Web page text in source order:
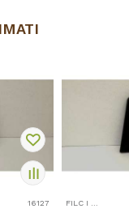
16127